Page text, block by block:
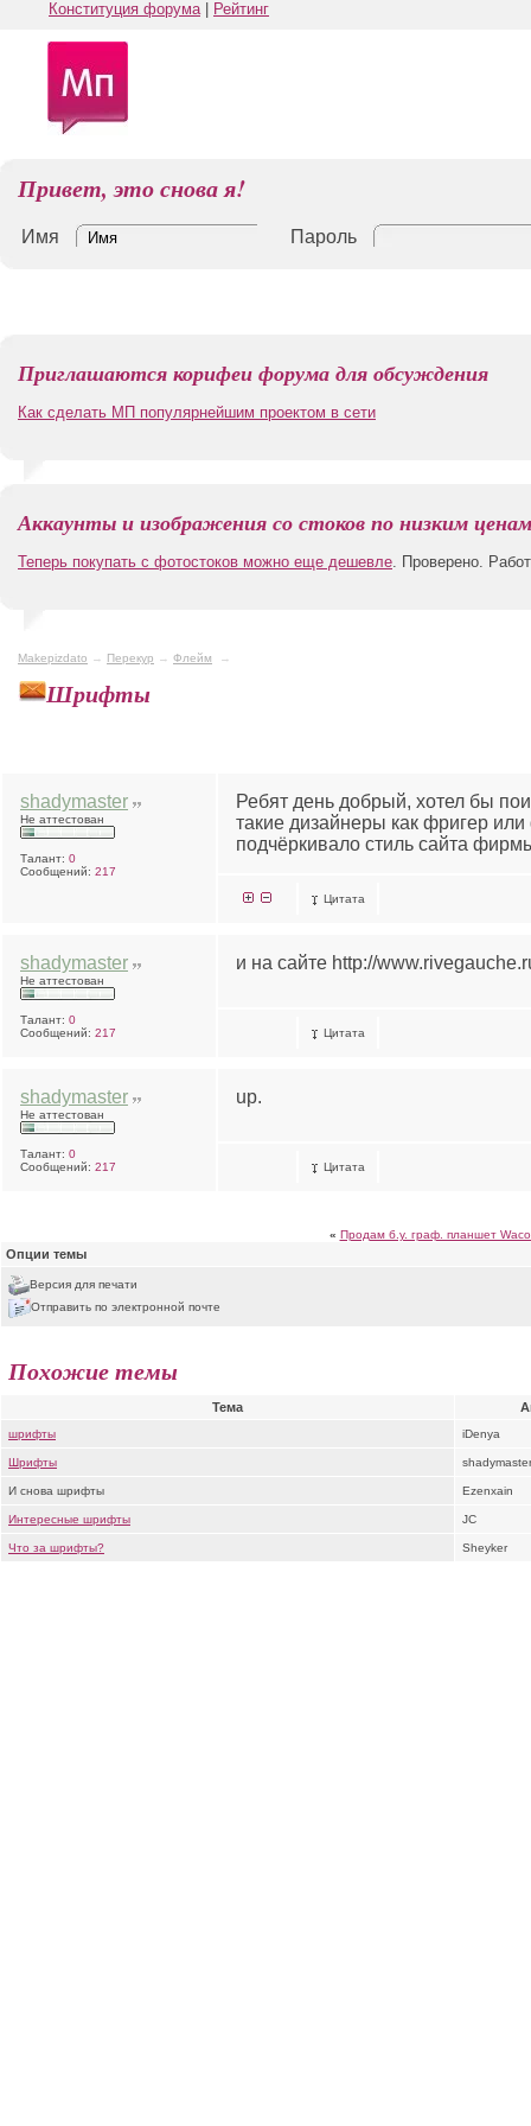
Конституция форума| Рейтинг
Привет, это снова я!
Имя Пароль
Приглашаются корифеи форума для обсуждения
Как сделать МП популярнейшим проектом в сети
Аккаунты и изображения со стоков по низким ценам
Теперь покупать с фотостоков можно еще дешевле. Проверено.
Makepizdato → Перекур → Флейм →
Шрифты
shadymaster
Не аттестован
Талант: 0
Сообщений: 217
Ребят день добрый, хотел бы
такие дизайнеры как фригер
подчёркивало стиль сайта
Цитата
shadymaster
Не аттестован
Талант: 0
Сообщений: 217
и на сайте http://
Цитата
shadymaster
Не аттестован
Талант: 0
Сообщений: 217
up.
Цитата
« Продам б.у. граф. планшет
Опции темы
Версия для печати
Отправить по электронной почте
Похожие темы
Тема
шрифты iDenya
Шрифты shadymaster
И снова шрифты Ezenxain
Интересные шрифты JC
Что за шрифты? Sheyker